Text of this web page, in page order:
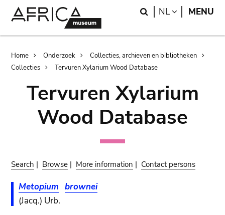
Search
NL LANGUAGE
MENU
Breadcrumb
Home Onderzoek
Collecties, archieven en bibliotheken
Collecties
Tervuren Xylarium Wood Database
Tervuren Xylarium
Wood Database
Search | Browse | More information | Contact persons
Metopium brownei
(Jacq.) Urb.